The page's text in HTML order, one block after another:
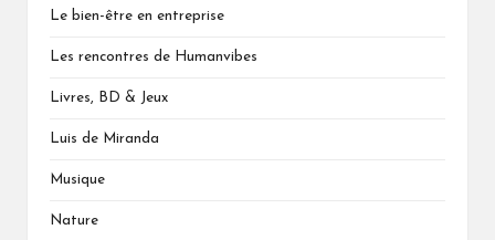
Le bien-être en entreprise
Les rencontres de Humanvibes
Livres, BD & Jeux
Luis de Miranda
Musique
Nature